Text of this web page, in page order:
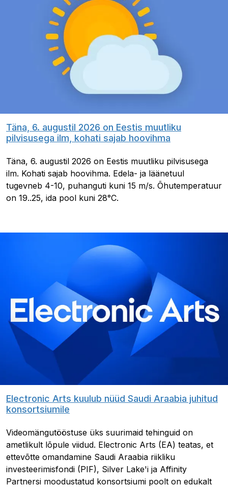
Täna, 6. augustil 2026 on Eestis muutliku
pilvisusega ilm, kohati sajab hoovihma
Täna, 6. augustil 2026 on Eestis muutliku pilvisusega
ilm. Kohati sajab hoovihma. Edela- ja läänetuul
tugevneb 4-10, puhanguti kuni 15 m/s. Õhutemperatuur
on 19..25, ida pool kuni 28°C.
Electronic Arts kuulub nüüd Saudi Araabia juhitud
konsortsiumile
Videomängutööstuse üks suurimaid tehinguid on
ametlikult lõpule viidud. Electronic Arts (EA) teatas, et
ettevõtte omandamine Saudi Araabia riikliku
investeerimisfondi (PIF), Silver Lake'i ja Affinity
Partnersi moodustatud konsortsiumi poolt on edukalt